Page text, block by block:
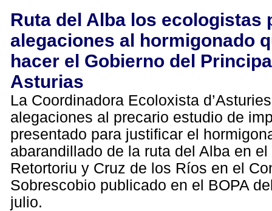
Ruta del Alba los ecologistas
alegaciones al hormigonado
hacer el Gobierno del
Asturias
La Coordinadora Ecoloxista
alegaciones al precario estudio de
presentado para justificar el
abarandillado de la ruta del Alba en
Retortoriu y Cruz de los Ríos en el
Sobrescobio publicado en el BOPA
julio.